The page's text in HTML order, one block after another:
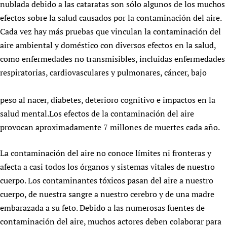
Newborn Care
nublada debido a las cataratas son sólo algunos de los muchos
efectos sobre la salud causados por la contaminación del aire.
Cada vez hay más pruebas que vinculan la contaminación del
aire ambiental y doméstico con diversos efectos en la salud,
como enfermedades no transmisibles, incluidas enfermedades
respiratorias, cardiovasculares y pulmonares, cáncer, bajo
peso al nacer, diabetes, deterioro cognitivo e impactos en la
salud mental.Los efectos de la contaminación del aire
provocan aproximadamente 7 millones de muertes cada año.
La contaminación del aire no conoce límites ni fronteras y
afecta a casi todos los órganos y sistemas vitales de nuestro
cuerpo. Los contaminantes tóxicos pasan del aire a nuestro
cuerpo, de nuestra sangre a nuestro cerebro y de una madre
embarazada a su feto. Debido a las numerosas fuentes de
contaminación del aire, muchos actores deben colaborar para